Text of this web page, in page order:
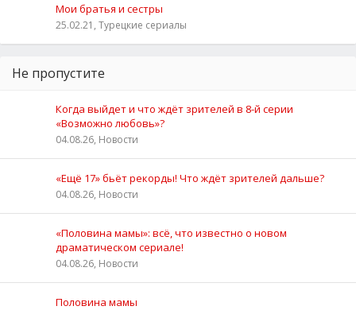
Мои братья и сестры
25.02.21, Турецкие сериалы
Не пропустите
Когда выйдет и что ждёт зрителей в 8-й серии
«Возможно любовь»?
04.08.26, Новости
«Ещё 17» бьёт рекорды! Что ждёт зрителей дальше?
04.08.26, Новости
«Половина мамы»: всё, что известно о новом
драматическом сериале!
04.08.26, Новости
Половина мамы